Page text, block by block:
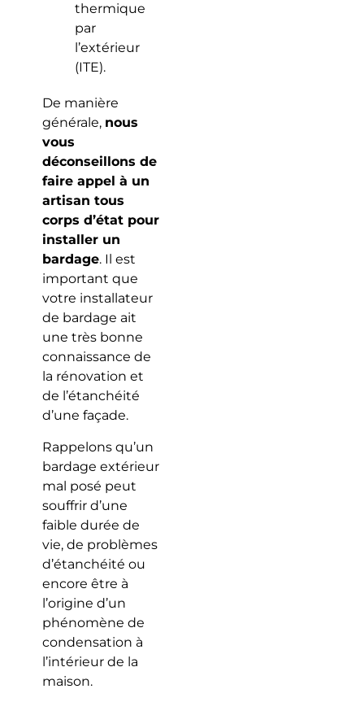
thermique
par
l’extérieur
(ITE).
De manière
générale, nous
vous
déconseillons de
faire appel à un
artisan tous
corps d’état pour
installer un
bardage. Il est
important que
votre installateur
de bardage ait
une très bonne
connaissance de
la rénovation et
de l’étanchéité
d’une façade.
Rappelons qu’un
bardage extérieur
mal posé peut
souffrir d’une
faible durée de
vie, de problèmes
d’étanchéité ou
encore être à
l’origine d’un
phénomène de
condensation à
l’intérieur de la
maison.